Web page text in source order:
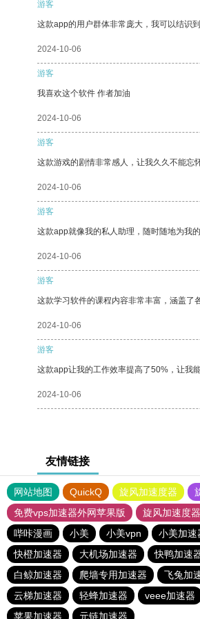
游客
这款app的用户群体非常庞大，我可以结识
2024-10-06
游客
我喜欢这个软件 作者加油
2024-10-06
游客
这款游戏的剧情非常感人，让我久久不能忘怀
2024-10-06
游客
这款app就像我的私人助理，随时随地为我的
2024-10-06
游客
这款学习软件的课程内容非常丰富，涵盖了
2024-10-06
游客
这款app让我的工作效率提高了50%，让我
2024-10-06
友情链接
网站地图 QuickQ 旋风加速度器
免费vps加速器外网苹果版
旋风加速度器
哔咔漫画
小美 小美vpn 小美加速
快橙加速器
大机场加速器 快鸭加速
白鲸加速器
爬墙专用加速器 飞兔加
云梯加速器
轻蜂加速器 veee加速器
苹果加速器
元链加速器